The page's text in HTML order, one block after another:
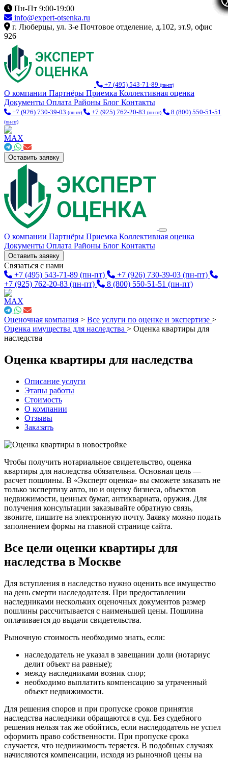
Пн-Пт 9:00-19:00
info@expert-otsenka.ru
г. Люберцы, ул. 3-е Почтовое отделение, д.102, эт.9, офис
926
+7 (495) 543-71-89 (пн-пт)
О компании Партнёры Приемка Коллективная оценка
Документы Оплата Районы Блог Контакты
+7 (926) 730-39-03 (пн-пт) +7 (925) 762-20-83 (пн-пт) 8 (800) 550-51-51
(пн-пт)
Оставить заявку
О компании Партнёры Приемка Коллективная оценка
Документы Оплата Районы Блог Контакты
Оставить заявку
Связаться с нами
+7 (495) 543-71-89 (пн-пт) +7 (926) 730-39-03 (пн-пт)
+7 (925) 762-20-83 (пн-пт) 8 (800) 550-51-51 (пн-пт)
Оценочная компания > Все услуги по оценке и экспертизе >
Оценка имущества для наследства > Оценка квартиры для
наследства
Оценка квартиры для наследства
Описание услуги
Этапы работы
Стоимость
О компании
Отзывы
Заказать
Чтобы получить нотариальное свидетельство, оценка
квартиры для наследства обязательна. Основная цель —
расчет пошлины. В «Эксперт оценка» вы сможете заказать не
только экспертизу авто, но и оценку бизнеса, объектов
недвижимости, ценных бумаг, антиквариата, оружия. Для
получения консультации заказывайте обратную связь,
звоните, пишите на электронную почту. Заявку можно подать
заполнением формы на главной странице сайта.
Все цели оценки квартиры для
наследства в Москве
Для вступления в наследство нужно оценить все имущество
на день смерти наследодателя. При предоставлении
наследниками нескольких оценочных документов размер
пошлины рассчитывается с наименьшей цены. Пошлина
оплачивается до выдачи свидетельства.
Рыночную стоимость необходимо знать, если:
наследодатель не указал в завещании доли (нотариус
делит объект на равные);
между наследниками возник спор;
необходимо выплатить компенсацию за утраченный
объект недвижимости.
Для решения споров и при пропуске сроков принятия
наследства наследники обращаются в суд. Без судебного
решения нельзя так же обойтись, если наследодатель не успел
оформить право собственности. При пропуске срока
случается, что недвижимость теряется. В подобных случаях
начисляются компенсации, исходя из рыночной цены на